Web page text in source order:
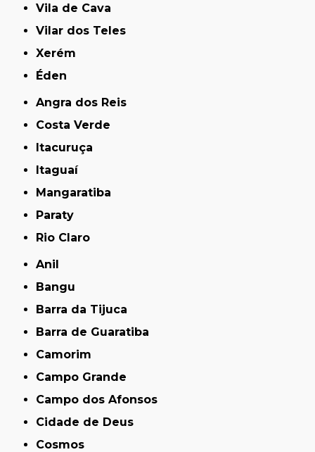
Vila de Cava
Vilar dos Teles
Xerém
Éden
Angra dos Reis
Costa Verde
Itacuruça
Itaguaí
Mangaratiba
Paraty
Rio Claro
Anil
Bangu
Barra da Tijuca
Barra de Guaratiba
Camorim
Campo Grande
Campo dos Afonsos
Cidade de Deus
Cosmos